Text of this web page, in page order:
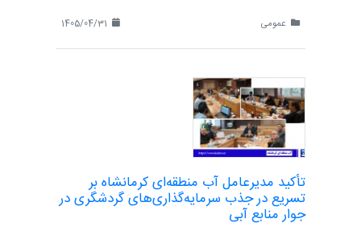
عمومی
تأکید مدیرعامل آب منطقه‌ای کرمانشاه بر
تسریع در جذب سرمایه‌گذاری‌های گردشگری در
جوار منابع آبی